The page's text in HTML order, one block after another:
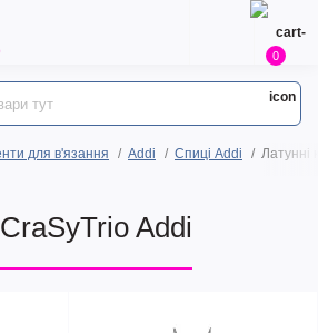
0
для в'язання Addi Спиці Addi Латунні
Addi